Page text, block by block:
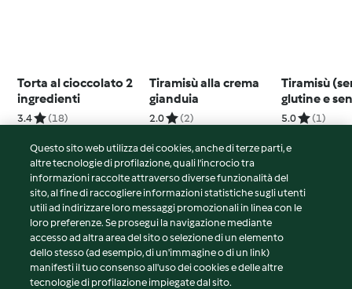
Torta al cioccolato 2
ingredienti
3.4 (18)
Tiramisù alla crema
gianduia
2.0 (2)
Tiramisù
glutine e
lattosio)
5.0 (1)
© Copyright 2026
Termini del servizio
Informativa sulla privacy
Avvertenze generali
Questo sito web utilizza dei cookies, anche di terze parti, e
altre tecnologie di profilazione, quali l’incrocio tra
informazioni raccolte attraverso diverse funzionalità del
sito, al fine di raccogliere informazioni statistiche sugli utenti
utili ad indirizzare loro messaggi promozionali in linea con le
loro preferenze. Se prosegui la navigazione mediante
accesso ad altra area del sito o selezione di un elemento
dello stesso (ad esempio, di un'immagine o di un link)
manifesti il tuo consenso all'uso dei cookies e delle altre
tecnologie di profilazione impiegate dal sito.